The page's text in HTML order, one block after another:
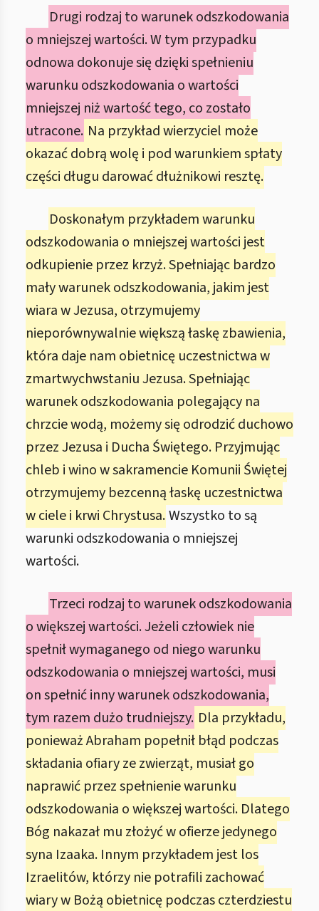
Drugi rodzaj to warunek odszkodowania
o mniejszej wartości. W tym przypadku
odnowa dokonuje się dzięki spełnieniu
warunku odszkodowania o wartości
mniejszej niż wartość tego, co zostało
utracone. Na przykład wierzyciel może
okazać dobrą wolę i pod warunkiem spłaty
części długu darować dłużnikowi resztę.
Doskonałym przykładem warunku
odszkodowania o mniejszej wartości jest
odkupienie przez krzyż. Spełniając bardzo
mały warunek odszkodowania, jakim jest
wiara w Jezusa, otrzymujemy
nieporównywalnie większą łaskę zbawienia,
która daje nam obietnicę uczestnictwa w
zmartwychwstaniu Jezusa. Spełniając
warunek odszkodowania polegający na
chrzcie wodą, możemy się odrodzić duchowo
przez Jezusa i Ducha Świętego. Przyjmując
chleb i wino w sakramencie Komunii Świętej
otrzymujemy bezcenną łaskę uczestnictwa
w ciele i krwi Chrystusa.Wszystko to są
warunki odszkodowania o mniejszej
wartości.
Trzeci rodzaj to warunek odszkodowania
o większej wartości. Jeżeli człowiek nie
spełnił wymaganego od niego warunku
odszkodowania o mniejszej wartości, musi
on spełnić inny warunek odszkodowania,
tym razem dużo trudniejszy. Dla przykładu,
ponieważ Abraham popełnił błąd podczas
składania ofiary ze zwierząt, musiał go
naprawić przez spełnienie warunku
odszkodowania o większej wartości. Dlatego
Bóg nakazał mu złożyć w ofierze jedynego
syna Izaaka. Innym przykładem jest los
Izraelitów, którzy nie potrafili zachować
wiary w Bożą obietnicę podczas czterdziestu